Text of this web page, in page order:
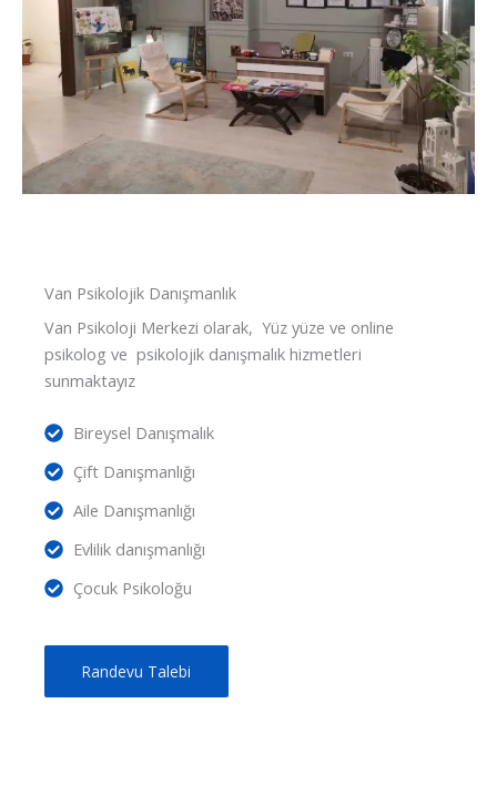
Van Psikolojik Danışmanlık
Van Psikoloji Merkezi olarak, Yüz yüze ve online
psikolog ve psikolojik danışmalık hizmetleri
sunmaktayız
Bireysel Danışmalık
Çift Danışmanlığı
Aile Danışmanlığı
Evlilik danışmanlığı
Çocuk Psikoloğu
Randevu Talebi